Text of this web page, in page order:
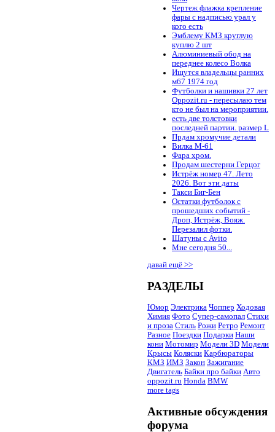
Чертеж флажка крепление
фары с надписью урал у
кого есть
Эмблему КМЗ круглую
куплю 2 шт
Алюминиевый обод на
переднее колесо Волка
Ищутся владельцы ранних
м67 1974 год
Футболки и нашивки 27 лет
Oppozit.ru - пересылаю тем
кто не был на мероприятии.
есть две толстовки
последней партии. размер L
Прдам хромучие детали
Вилка М-61
Фара хром.
Продам шестерни Герцог
Истрёж номер 47. Лето
2026. Вот эти даты
Такси Биг-Бен
Остатки футболок с
прошедших событий -
Дроп, Истрёж, Вояж.
Перезалил фотки.
Шатуны с Avito
Мне сегодня 50...
давай ещё >>
РАЗДЕЛЫ
Юмор Электрика Чоппер Ходовая
Химия Фото Супер-самопал Стихи
и проза Стиль Рожи Ретро Ремонт
Разное Поездки Подарки Наши
кони Мотомир Модели 3D Модели
Крысы Коляски Карбюраторы
КМЗ ИМЗ Закон Зажигание
Двигатель Байки про байки Авто
oppozit.ru Honda BMW
more tags
Активные обсуждения
форума